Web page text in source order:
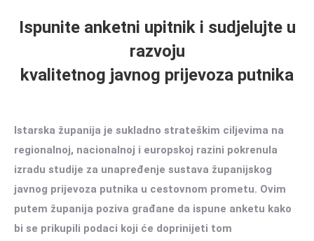
Ispunite anketni upitnik i sudjelujte u
razvoju
kvalitetnog javnog prijevoza putnika
Istarska županija je sukladno strateškim ciljevima na
regionalnoj, nacionalnoj i europskoj razini pokrenula
izradu studije za unapređenje sustava županijskog
javnog prijevoza putnika u cestovnom prometu. Ovim
putem županija poziva građane da ispune anketu kako
bi se prikupili podaci koji će doprinijeti tom